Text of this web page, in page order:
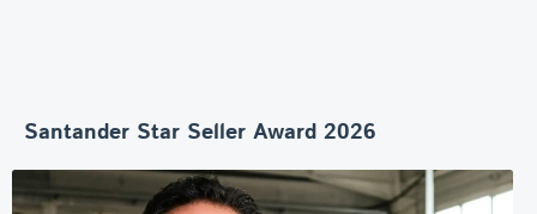
Santander Star Seller Award 2026